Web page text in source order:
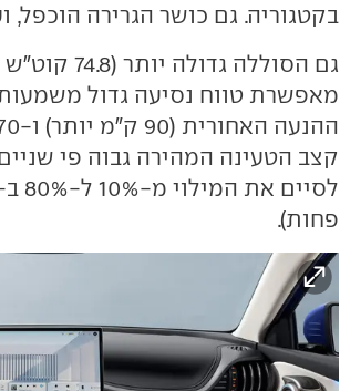
בקטגוריה. גם כושר הגרירה הוכפל, ועומד
פחות).